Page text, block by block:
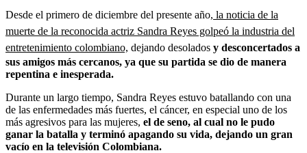
Desde el primero de diciembre del presente año, la noticia de la
muerte de la reconocida actriz Sandra Reyes golpeó la industria del
entretenimiento colombiano, dejando desolados y desconcertados a
sus amigos más cercanos, ya que su partida se dio de manera
repentina e inesperada.
Durante un largo tiempo, Sandra Reyes estuvo batallando con una
de las enfermedades más fuertes, el cáncer, en especial uno de los
más agresivos para las mujeres, el de seno, al cual no le pudo
ganar la batalla y terminó apagando su vida, dejando un gran
vacío en la televisión Colombiana.